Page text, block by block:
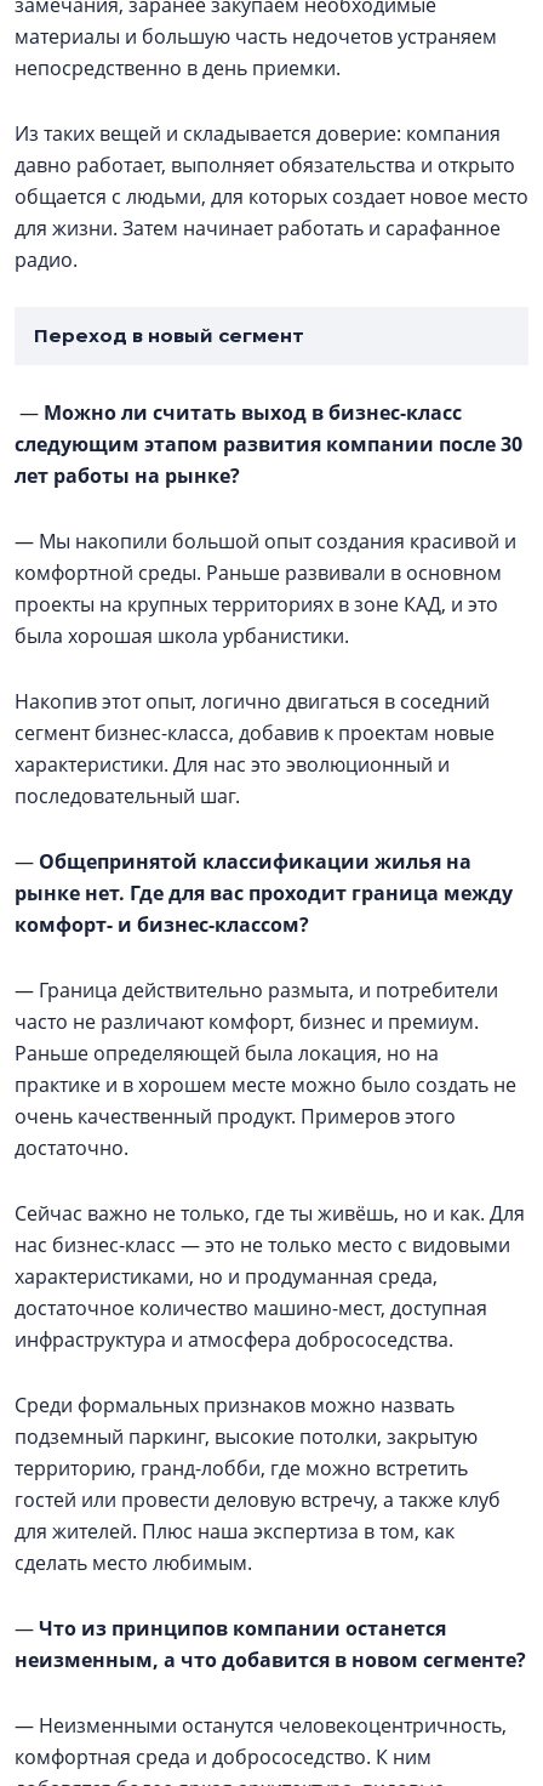
замечания, заранее закупаем необходимые
материалы и большую часть недочетов устраняем
непосредственно в день приемки.
Из таких вещей и складывается доверие: компания
давно работает, выполняет обязательства и открыто
общается с людьми, для которых создает новое место
для жизни. Затем начинает работать и сарафанное
радио.
Переход в новый сегмент
— Можно ли считать выход в бизнес-класс
следующим этапом развития компании после 30
лет работы на рынке?
— Мы накопили большой опыт создания красивой и
комфортной среды. Раньше развивали в основном
проекты на крупных территориях в зоне КАД, и это
была хорошая школа урбанистики.
Накопив этот опыт, логично двигаться в соседний
сегмент бизнес-класса, добавив к проектам новые
характеристики. Для нас это эволюционный и
последовательный шаг.
— Общепринятой классификации жилья на
рынке нет. Где для вас проходит граница между
комфорт- и бизнес-классом?
— Граница действительно размыта, и потребители
часто не различают комфорт, бизнес и премиум.
Раньше определяющей была локация, но на
практике и в хорошем месте можно было создать не
очень качественный продукт. Примеров этого
достаточно.
Сейчас важно не только, где ты живёшь, но и как. Для
нас бизнес-класс — это не только место с видовыми
характеристиками, но и продуманная среда,
достаточное количество машино-мест, доступная
инфраструктура и атмосфера добрососедства.
Среди формальных признаков можно назвать
подземный паркинг, высокие потолки, закрытую
территорию, гранд-лобби, где можно встретить
гостей или провести деловую встречу, а также клуб
для жителей. Плюс наша экспертиза в том, как
сделать место любимым.
—Что из принципов компании останется
неизменным, а что добавится в новом сегменте?
— Неизменными останутся человекоцентричность,
комфортная среда и добрососедство. К ним